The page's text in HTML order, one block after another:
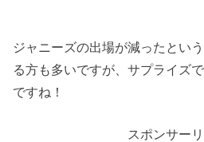
ジャニーズの出場が減ったとい
る方も多いですが、サプライズ
ですね！
スポンサー